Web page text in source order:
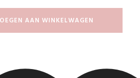
AAN WINKELWAGEN